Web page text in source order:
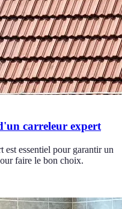
carreleur expert
essentiel pour garantir un
faire le bon choix.